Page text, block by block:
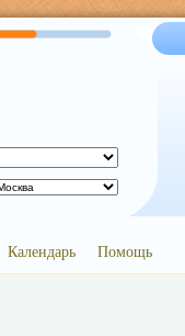
Календарь Помощь